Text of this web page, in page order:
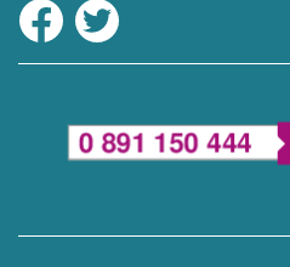
Facebook
Twitter